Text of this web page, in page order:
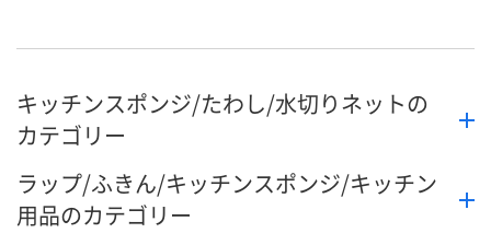
キッチンスポンジ/たわし/水切りネットの
カテゴリー
ラップ/ふきん/キッチンスポンジ/キッチン
用品のカテゴリー